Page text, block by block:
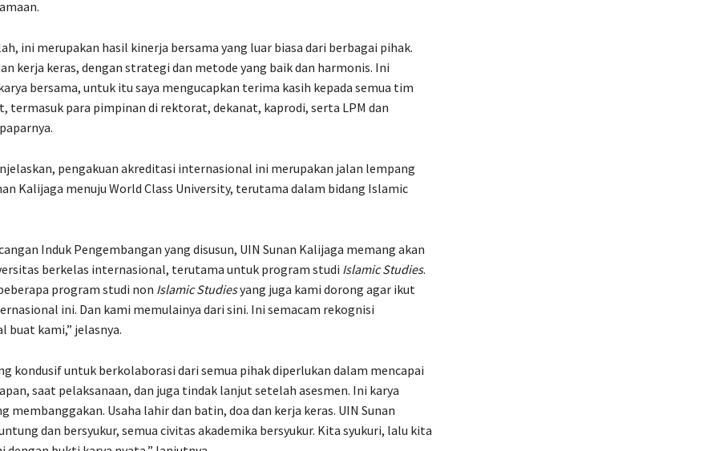
ini merupakan hasil kinerja bersama yang luar biasa dari berbagai pihak.
kerja keras, dengan strategi dan metode yang baik dan harmonis. Ini
bersama, untuk itu saya mengucapkan terima kasih kepada semua tim
termasuk para pimpinan di rektorat, dekanat, kaprodi, serta LPM dan
pengakuan akreditasi internasional ini merupakan jalan lempang
Kalijaga menuju World Class University, terutama dalam bidang Islamic
Induk Pengembangan yang disusun, UIN Sunan Kalijaga memang akan
berkelas internasional, terutama untuk program studi Islamic Studies.
program studi non Islamic Studiesyang juga kami dorong agar ikut
ini. Dan kami memulainya dari sini. Ini semacam rekognisi
buat kami,” jelasnya.
kondusif untuk berkolaborasi dari semua pihak diperlukan dalam mencapai
saat pelaksanaan, dan juga tindak lanjut setelah asesmen. Ini karya
membanggakan. Usaha lahir dan batin, doa dan kerja keras. UIN Sunan
dan bersyukur, semua civitas akademika bersyukur. Kita syukuri, lalu kita